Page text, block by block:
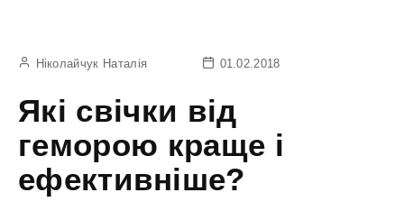
Ніколайчук Наталія 01.02.2018
Які свічки від
геморою краще і
ефективніше?